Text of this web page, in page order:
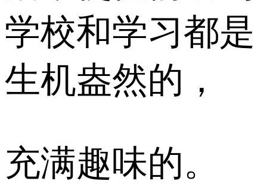
学校和学习都是
生机盎然的，
充满趣味的。